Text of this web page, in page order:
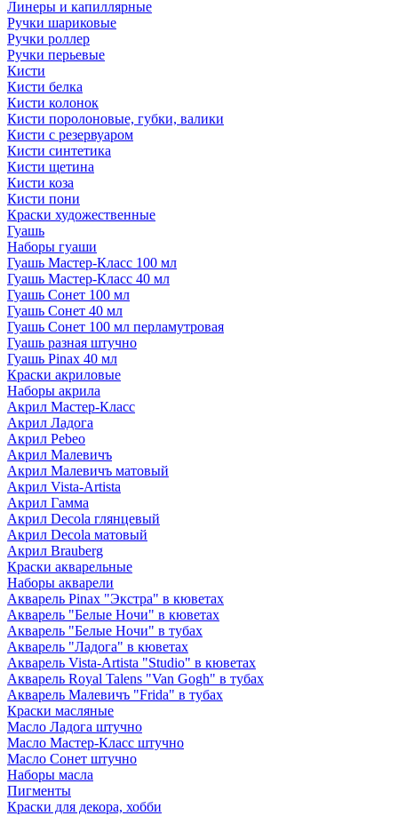
Линеры и капиллярные
Ручки шариковые
Ручки роллер
Ручки перьевые
Кисти
Кисти белка
Кисти колонок
Кисти поролоновые, губки, валики
Кисти с резервуаром
Кисти синтетика
Кисти щетина
Кисти коза
Кисти пони
Краски художественные
Гуашь
Наборы гуаши
Гуашь Мастер-Класс 100 мл
Гуашь Мастер-Класс 40 мл
Гуашь Сонет 100 мл
Гуашь Сонет 40 мл
Гуашь Сонет 100 мл перламутровая
Гуашь разная штучно
Гуашь Pinax 40 мл
Краски акриловые
Наборы акрила
Акрил Мастер-Класс
Акрил Ладога
Акрил Pebeo
Акрил Малевичъ
Акрил Малевичъ матовый
Акрил Vista-Artista
Акрил Гамма
Акрил Decola глянцевый
Акрил Decola матовый
Акрил Brauberg
Краски акварельные
Наборы акварели
Акварель Pinax "Экстра" в кюветах
Акварель "Белые Ночи" в кюветах
Акварель "Белые Ночи" в тубах
Акварель "Ладога" в кюветах
Акварель Vista-Artista "Studio" в кюветах
Акварель Royal Talens "Van Gogh" в тубах
Акварель Малевичъ "Frida" в тубах
Краски масляные
Масло Ладога штучно
Масло Мастер-Класс штучно
Масло Сонет штучно
Наборы масла
Пигменты
Краски для декора, хобби